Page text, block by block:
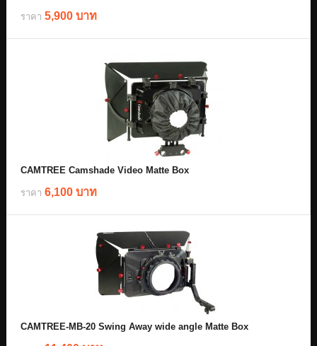
ราคา 5,900 บาท
CAMTREE Camshade Video Matte Box
ราคา 6,100 บาท
CAMTREE-MB-20 Swing Away wide angle Matte Box